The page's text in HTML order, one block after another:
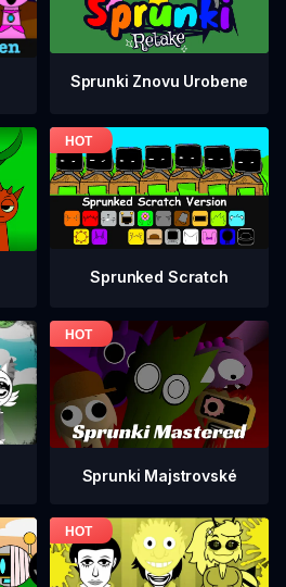
Sprunki Znovu Urobene
Sprunked Scratch
Sprunki Majstrovské